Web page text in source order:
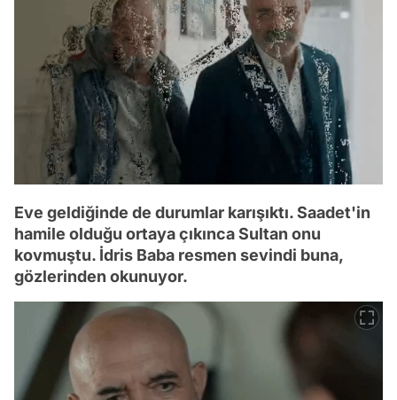
Eve geldiğinde de durumlar karışıktı. Saadet'in
hamile olduğu ortaya çıkınca Sultan onu
kovmuştu. İdris Baba resmen sevindi buna,
gözlerinden okunuyor.